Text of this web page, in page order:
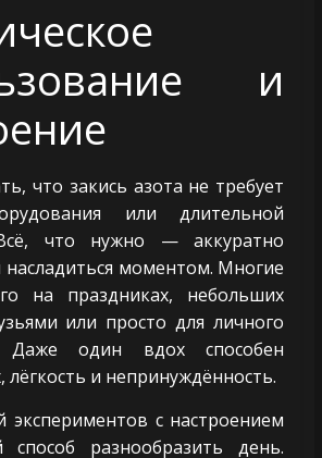
и
что закись азота не требует
или длительной
что нужно — аккуратно
насладиться моментом. Многие
на праздниках, небольших
или просто для личного
Даже один вдох способен
лёгкость и непринуждённость.
экспериментов с настроением
способ разнообразить день.